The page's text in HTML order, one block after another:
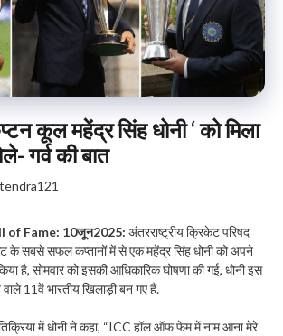
कूल महेंद्र सिंह धोनी ‘ को मिला
गर्व की बात
of Fame: 10जून2025: अंतरराष्ट्रीय क्रिकेट परिषद
के सबसे सफल कप्तानों में से एक महेंद्र सिंह धोनी को अपने
है, सोमवार को इसकी आधिकारिक घोषणा की गई, धोनी इस
11वें भारतीय खिलाड़ी बन गए हैं.
में धोनी ने कहा, “ICC हॉल ऑफ फेम में नाम आना मेरे